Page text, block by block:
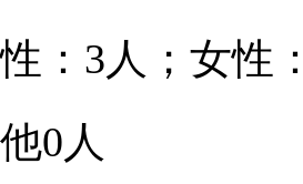
性： 3人；女性：
他0人